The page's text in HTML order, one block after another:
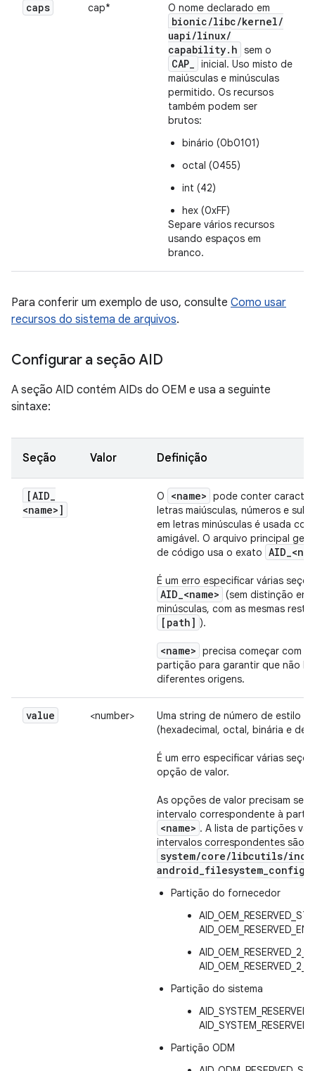
caps cap* O nome declarado em
bionic/libc/kernel/
uapi/linux/
capability. h sem o
CAP_ inicial. Uso misto de
maiúsculas e minúsculas
permitido. Os recursos
também podem ser
brutos:
binário (0b0101)
octal (0455)
int (42)
hex (0xFF)
Separe vários recursos
usando espaços em
branco.
Para conferir um exemplo de uso, consulte Como usar
recursos do sistema de arquivos.
Configurar a seção AID
A seção AID contém AIDs do OEM e usa a seguinte
sintaxe:
Seção Valor Definição
[AID_
<name>]
O <name> pode conter
letras maiúsculas, números e
em letras minúsculas é usada
amigável. O arquivo principal
de código usa o exato AID_
É um erro especificar várias
AID_<name> (sem distinção
minúsculas, com as mesmas
[path] ).
<name> precisa começar com
partição para garantir que não
diferentes origens.
value <number>
Uma string de número de estilo C
(hexadecimal, octal, binária e
É um erro especificar várias
opção de valor.
As opções de valor precisam ser
intervalo correspondente à
<name> . A lista de partições
intervalos correspondentes são
system/core/libcutils/
android_filesystem_config
Partição do fornecedor
Partição do sistema
Partição ODM